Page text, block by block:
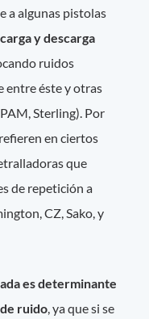
a algunas pistolas
y descarga
ruidos
entre éste y otras
Sterling). Por
en ciertos
que
de repetición a
CZ, Sako, y
es determinante
ruido , ya que si se